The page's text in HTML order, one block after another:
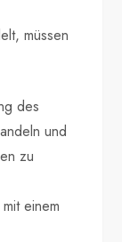
müssen
des
und
zu
einem